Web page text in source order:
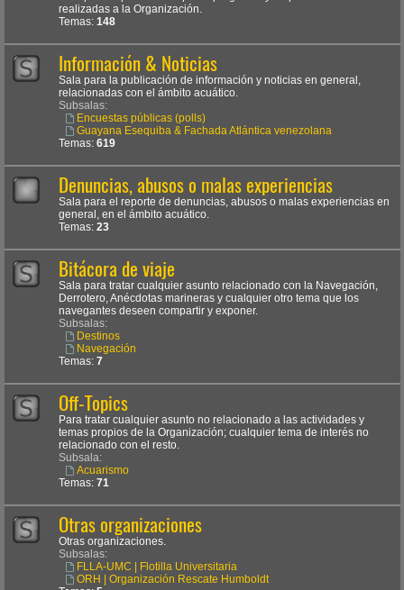
realizadas a la Organización.
Temas: 148
Información & Noticias
Sala para la publicación de información y noticias en general,
relacionadas con el ámbito acuático.
Subsalas:
Encuestas públicas (polls)
Guayana Esequiba & Fachada Atlántica venezolana
Temas: 619
Denuncias, abusos o malas experiencias
Sala para el reporte de denuncias, abusos o malas experiencias en
general, en el ámbito acuático.
Temas: 23
Bitácora de viaje
Sala para tratar cualquier asunto relacionado con la Navegación,
Derrotero, Anécdotas marineras y cualquier otro tema que los
navegantes deseen compartir y exponer.
Subsalas:
Destinos
Navegación
Temas: 7
Off-Topics
Para tratar cualquier asunto no relacionado a las actividades y
temas propios de la Organización; cualquier tema de interés no
relacionado con el resto.
Subsala:
Acuarismo
Temas: 71
Otras organizaciones
Otras organizaciones.
Subsalas:
FLLA-UMC | Flotilla Universitaria
ORH | Organización Rescate Humboldt